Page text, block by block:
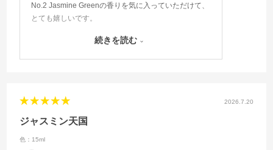
No.2 Jasmine Greenの香りを気に入っていただけて、
とても嬉しいです。
たします♪ 🌼
続きを読む
2026.7.20
ジャスミン天国
色：15ml